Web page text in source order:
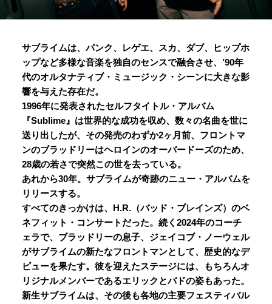
サブライムは、パンク、レゲエ、スカ、ダブ、ヒップホ
ップなど多様な音楽を独自のセンスで融合させ、’90年
代のオルタナティブ・ミュージック・シーンに大きな影
響を与えた存在だ。
1996年に発表されたセルフタイトル・アルバム
『Sublime』は世界的な成功を収め、数々の名曲を世に
送り出したが、その発売のわずか2ヶ月前、フロントマ
ンのブラッドリーはヘロインのオーバードーズのため、
28歳の若さで突然この世を去っている。
あれから30年。サブライムが奇跡のニュー・アルバムを
リリースする。
すべてのきっかけは、H.R.（バッド・ブレインズ）のベ
ネフィット・コンサート だった。続く2024年のコーチ
ェラで、ブラッドリーの息子、ジェイコブ・ノーウェル
がサブライムの新たなフロントマンとして、 歴史的なデ
ビューを果たす。彼を迎えたステージには、もちろんオ
リジナルメンバーであるエリックとバドの姿もあった。
新生サブライムは、その後も各地の主要フェスティバル